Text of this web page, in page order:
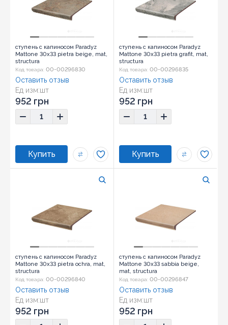
ступень с капиносом Paradyz
Mattone 30x33 pietra beige, mat,
structura
Код товара: 00-00296830
Ед изм:шт
Оставить отзыв
952 грн
ступень с капиносом Paradyz
Mattone 30x33 pietra grafit, mat,
structura
Код товара: 00-00296835
Ед изм:шт
Оставить отзыв
952 грн
ступень с капиносом Paradyz
Mattone 30x33 pietra ochra, mat,
structura
Код товара: 00-00296840
Ед изм:шт
Оставить отзыв
952 грн
ступень с капиносом Paradyz
Mattone 30x33 sabbia beige,
mat, structura
Код товара: 00-00296847
Ед изм:шт
Оставить отзыв
952 грн